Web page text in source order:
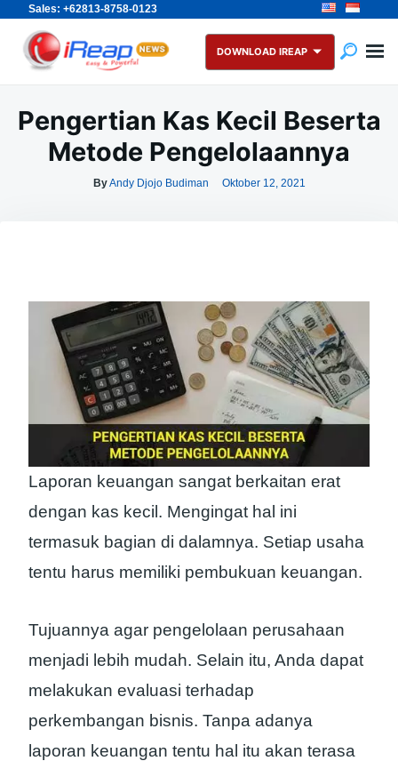
Sales: +62813-8758-0123
Skip
content
Search
for:
DOWNLOAD IREAP
Pengertian Kas Kecil Beserta
Metode Pengelolaannya
ByAndy Djojo Budiman Oktober 12, 2021
Laporan keuangan sangat berkaitan erat
dengan kas kecil. Mengingat hal ini
termasuk bagian di dalamnya. Setiap usaha
tentu harus memiliki pembukuan keuangan.
Tujuannya agar pengelolaan perusahaan
menjadi lebih mudah. Selain itu, Anda dapat
melakukan evaluasi terhadap
perkembangan bisnis. Tanpa adanya
laporan keuangan tentu hal itu akan terasa